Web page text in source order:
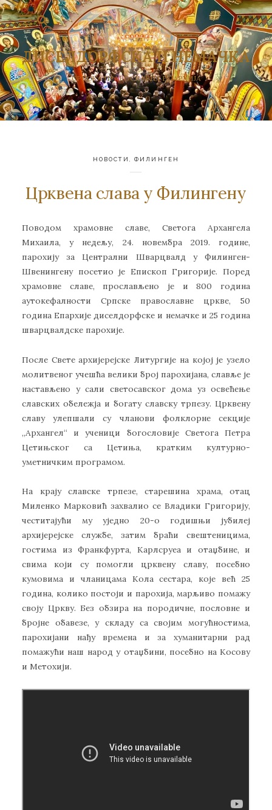
ДИСЕЛДОРФСКА И НЕМАЧКА
СРПСКА ПРАВОСЛАВНА ЕПАРХИЈА
НОВОСТИ ,ФИЛИНГЕН
Црквена слава у Филингену
Поводом храмовне славе, Светога Архангела
Михаила, у недељу, 24. новембра 2019. године,
парохију за Централни Шварцвалд у Филинген-
Швенингену посетио је Епископ Григорије. Поред
храмовне славе, прослављено је и 800 година
аутокефалности Српске православне цркве, 50
година Епархије диселдорфске и немачке и 25 година
шварцвалдске парохије.
После Свете архијерејске Литургије на којој је узело
молитвеног учешћа велики број парохијана, славље је
настављено у сали светосавског дома уз освећење
славских обележја и богату славску трпезу. Црквену
славу улепшали су чланови фолклорне секције
„Архангел“ и ученици богословије Светога Петра
Цетињског са Цетиња, кратким културно-
уметничким програмом.
На крају славске трпезе, старешина храма, отац
Миленко Марковић захвалио се Владики Григорију,
честитајући му уједно 20-о годишњи јубилеј
архијерејске службе, затим браћи свештеницима,
гостима из Франкфурта, Карлсруеа и отаџбине, и
свима који су помогли црквену славу, посебно
кумовима и чланицама Кола сестара, које већ 25
година, колико постоји и парохија, марљиво помажу
своју Цркву. Без обзира на породичне, пословне и
бројне обавезе, у складу са својим могућностима,
парохијани нађу времена и за хуманитарни рад
помажући наш народ у отаџбини, посебно на Косову
и Метохији.